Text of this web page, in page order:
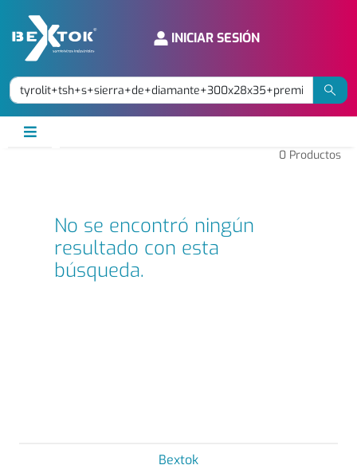
INICIAR SESIÓN
0 Productos
No se encontró ningún
resultado con esta
búsqueda.
Bextok